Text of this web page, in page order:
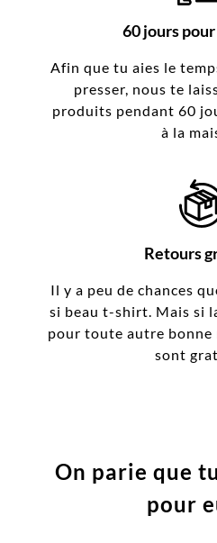
60 jours
Afin que tu aies le
presser, nous te
produits pendant 60
à la
Retours
Il y a peu de chances
si beau t-shirt. Mais si
pour toute autre bonne
sont
On parie que
pour